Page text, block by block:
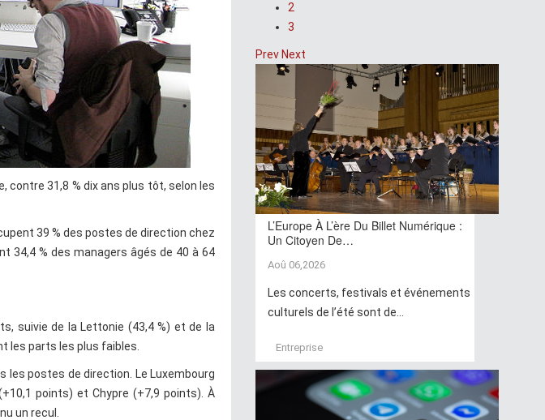
contre 31,8 % dix ans plus tôt, selon les
39 % des postes de direction chez
34,4 % des managers âgés de 40 à 64
suivie de la Lettonie (43,4 %) et de la
les parts les plus faibles.
les postes de direction. Le Luxembourg
points) et Chypre (+7,9 points). À
un recul.
2
3
Prev Next
L’Europe À L’ère Du Billet Numérique :
Un Citoyen De…
Aoû 06,2026
Les concerts, festivals et événements
culturels de l’été sont de...
Entreprise